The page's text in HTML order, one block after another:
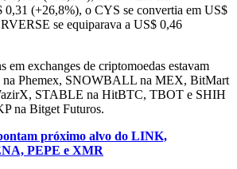
0,31 (+26,8%), o CYS se convertia em US$
se equiparava a US$ 0,46
em exchanges de criptomoedas estavam
Phemex, SNOWBALL na MEX, BitMart
STABLE na HitBTC, TBOT e SHIH
na Bitget Futuros.
próximo alvo do LINK,
PEPE e XMR